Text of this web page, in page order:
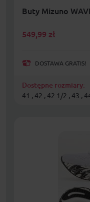
Buty Mizuno
549,99 zł
DOSTAWA GRATIS!
Dostępne rozmiary:
41 , 42 , 42 1/2 , 43 ,